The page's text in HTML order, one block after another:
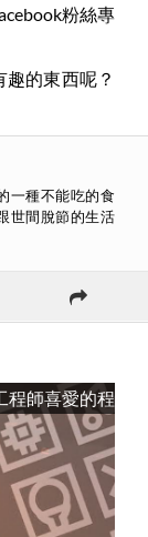
粉絲專
的東西呢？
一種不能吃的食
世間脫節的生活